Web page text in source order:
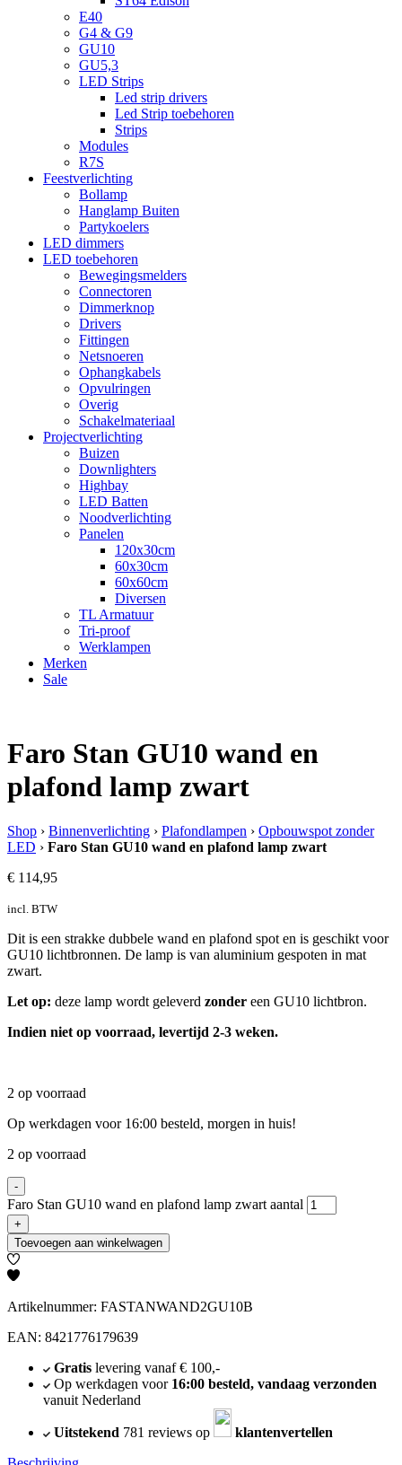
E40
G4 & G9
GU10
GU5,3
LED Strips
Led strip drivers
Led Strip toebehoren
Strips
Modules
R7S
Feestverlichting
Bollamp
Hanglamp Buiten
Partykoelers
LED dimmers
LED toebehoren
Bewegingsmelders
Connectoren
Dimmerknop
Drivers
Fittingen
Netsnoeren
Ophangkabels
Opvulringen
Overig
Schakelmateriaal
Projectverlichting
Buizen
Downlighters
Highbay
LED Batten
Noodverlichting
Panelen
120x30cm
60x30cm
60x60cm
Diversen
TL Armatuur
Tri-proof
Werklampen
Merken
Sale
Faro Stan GU10 wand en
plafond lamp zwart
Shop › Binnenverlichting › Plafondlampen › Opbouwspot zonder
LED › Faro Stan GU10 wand en plafond lamp zwart
€ 114,95
incl. BTW
Dit is een strakke dubbele wand en plafond spot en is geschikt voor
GU10 lichtbronnen. De lamp is van aluminium gespoten in mat
zwart.
Let op: deze lamp wordt geleverd zonder een GU10 lichtbron.
Indien niet op voorraad, levertijd 2-3 weken.
2 op voorraad
Op werkdagen voor 16:00 besteld, morgen in huis!
2 op voorraad
-
Faro Stan GU10 wand en plafond lamp zwart aantal
+
Toevoegen aan winkelwagen
Artikelnummer: FASTANWAND2GU10B
EAN: 8421776179639
Gratislevering vanaf € 100,-
Op werkdagen voor 16:00 besteld, vandaag verzonden
vanuit Nederland
Uitstekend 781 reviews op
klantenvertellen